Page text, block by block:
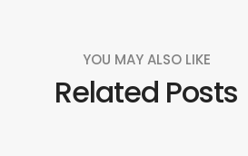
YOU MAY ALSO LIKE
Related Posts